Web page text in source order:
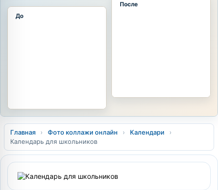
До
После
Главная › Фото коллажи онлайн › Календари
›
Календарь для школьников